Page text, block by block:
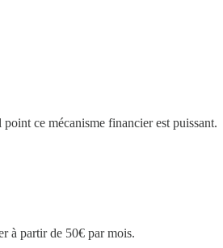
ce mécanisme financier est puissant.
à partir de 50€ par mois.